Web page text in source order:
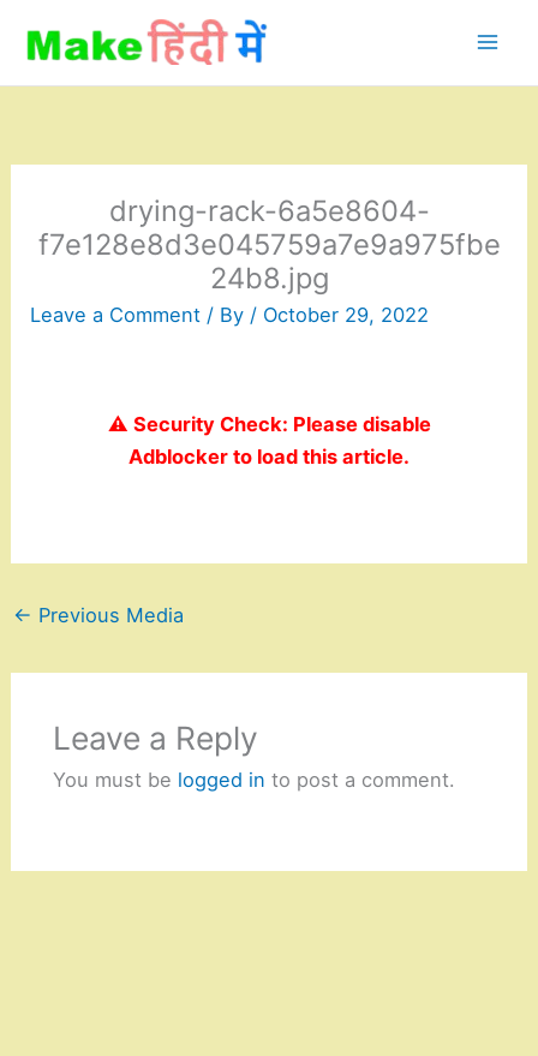
content
drying-rack-6a5e8604-
f7e128e8d3e045759a7e9a975fbe
24b8.jpg
Leave a Comment / By / October 29, 2022
⚠️ Security Check: Please disable
Adblocker to load this article.
← Previous Media
Leave a Reply
You must be logged in to post a comment.